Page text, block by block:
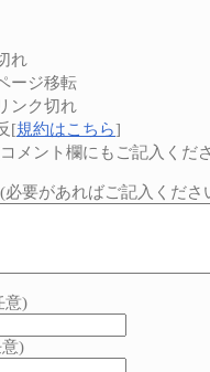
れ
ージ移転
ンク切れ
[規約はこちら]
メント欄にもご記入くだ
必要があればご記入くださ
意)
)